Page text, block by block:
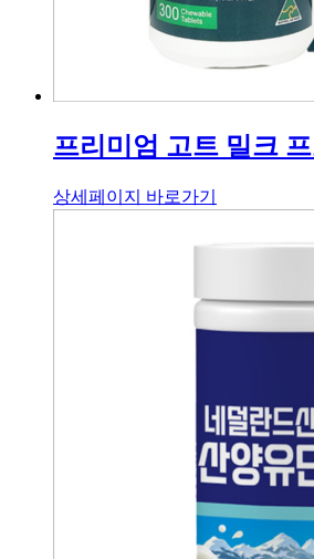
프리미엄 고트 밀크
상세페이지 바로가기